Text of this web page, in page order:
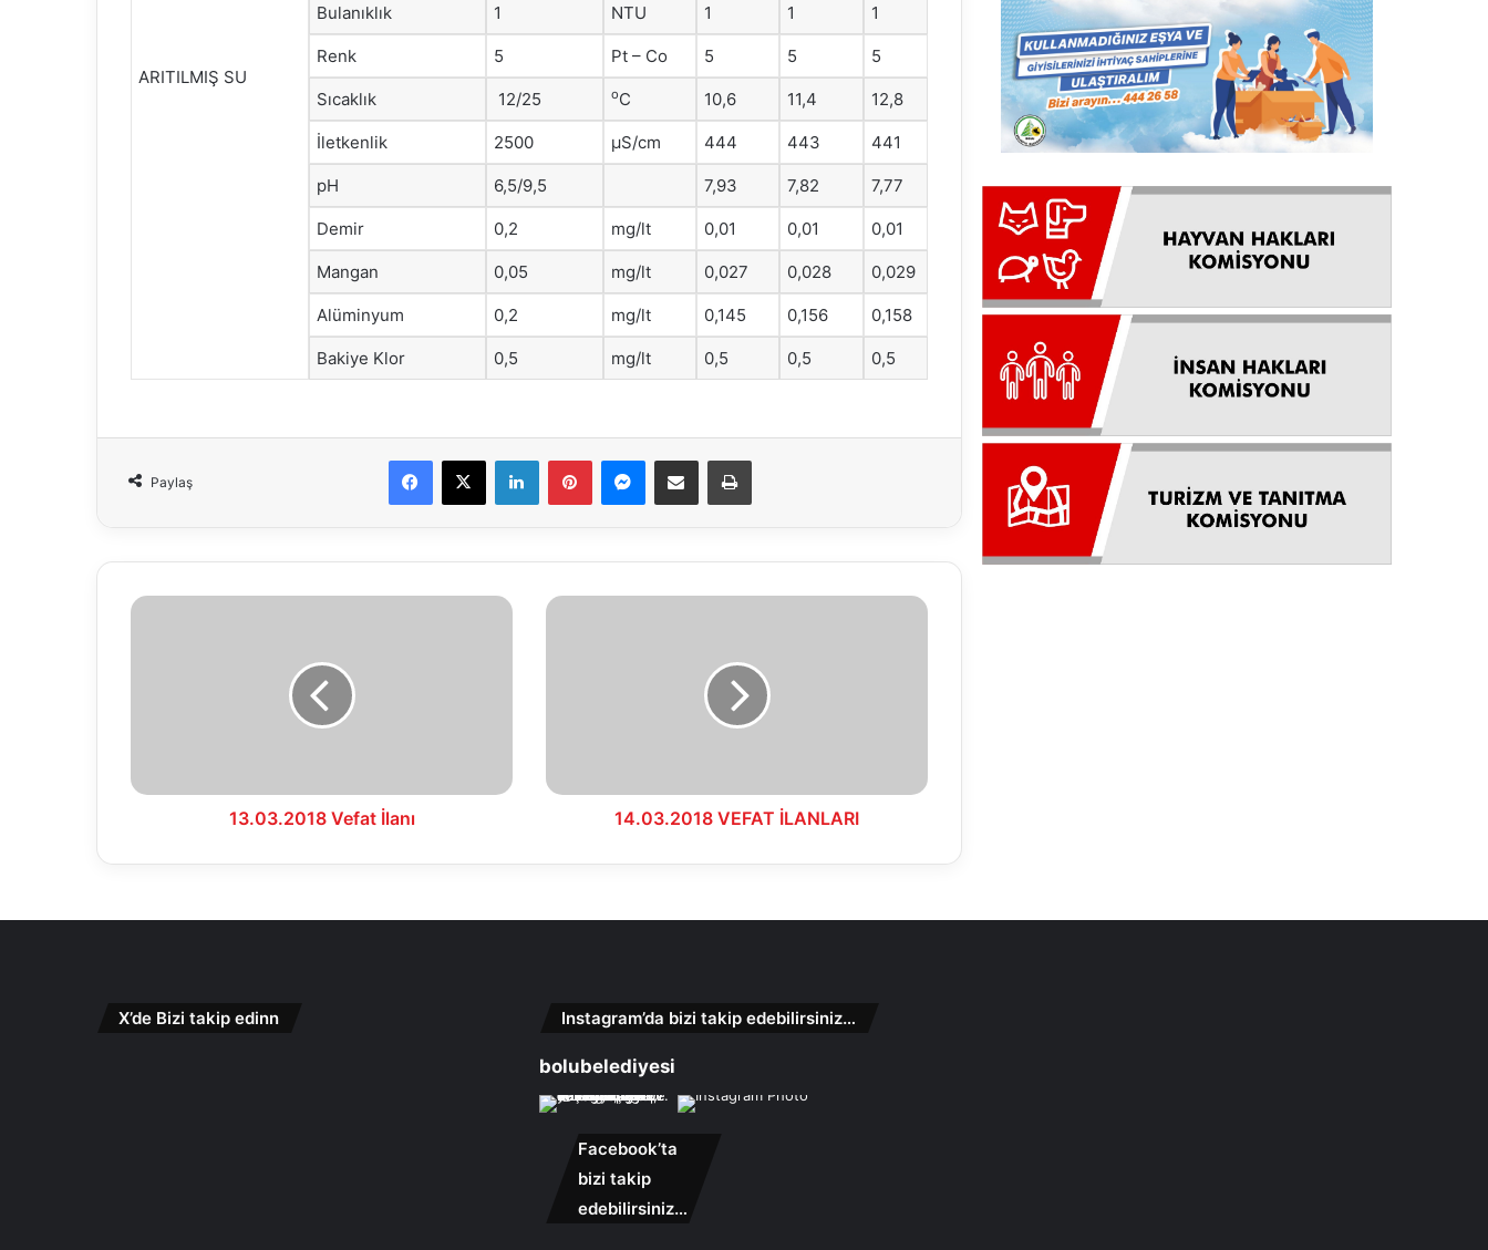
ARITILMIŞ SU
Bulanıklık 1 NTU 1 1 1
Renk 5 Pt – Co 5 5 5
Sıcaklık 12/25 oC 10,6 11,4 12,8
İletkenlik 2500 μS/cm 444 443 441
pH 6,5/9,5 7,93 7,82 7,77
Demir 0,2 mg/lt 0,01 0,01 0,01
Mangan 0,05 mg/lt 0,027 0,028 0,029
Alüminyum 0,2 mg/lt 0,145 0,156 0,158
Bakiye Klor 0,5 mg/lt 0,5 0,5 0,5
Paylaş
Facebook
X LinkedInPinterestMessenger
E-Mail ile paylaş Yazdır
13.03.2018
13.03.2018 Vefat İlanı
14.03.2018
14.03.2018 VEFAT İLANLARI
X’de Bizi takip edinn Instagram’da bizi takip edebilirsiniz…
bolubelediyesi
Facebook’ta
bizi takip
edebilirsiniz…